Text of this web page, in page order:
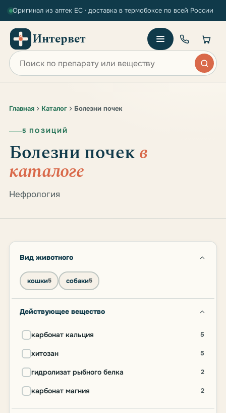
Оригинал из аптек ЕС · доставка в термобоксе по всей России
Интервет
Поиск по сайту
Главная Каталог Болезни почек
5 ПОЗИЦИЙ
Болезни почекв
каталоге
Нефрология
Вид животного
кошки5 собаки5
Действующее вещество
карбонат кальция 5
хитозан 5
гидролизат рыбного белка 2
карбонат магния 2